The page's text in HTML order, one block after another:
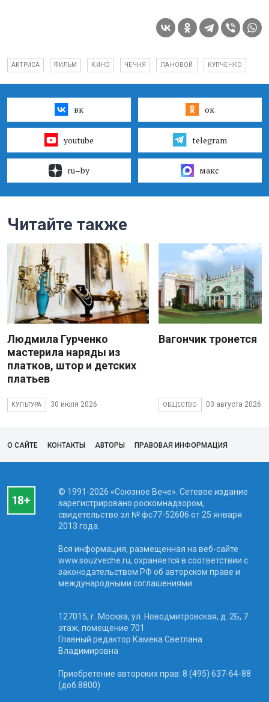
АКТРИСА ФИЛЬМ КИНО ЧЕЧНЯ ЛАНОВОЙ КУПЧЕНКО
вк ок
youtube telegram
ru–by макс
Читайте также
Людмила Гурченко
мастерила наряды из
платков, штор и детских
платьев
КУЛЬТУРА 30 июля 2026
Вагончик тронется
ОБЩЕСТВО 03 августа 2026
О САЙТЕ КОНТАКТЫ АВТОРЫ ПРАВОВАЯ ИНФОРМАЦИЯ
© 1991-2026 «Союзное Вече». Сетевое издание
зарегистрировано роскомнадзором,
свидетельство эл № фc77-52606 от 25 января
2013 года.
Вся информация, размещенная на веб-сайте
www.souzveche.ru, охраняется в соответствии с
законодательством РФ об авторском праве и
международными соглашениями.
127015, г. Москва, ул. Новодмитровская, д. 2Б, 7
этаж, помещение 701
Главный редактор Камека Светлана
Владимировна
Приобретение авторских прав: 8 (495) 637-64-88
(доб.8800)